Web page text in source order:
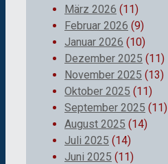
März 2026 (11)
Februar 2026 (9)
Januar 2026 (10)
Dezember 2025 (11)
November 2025 (13)
Oktober 2025 (11)
September 2025 (11)
August 2025 (14)
Juli 2025 (14)
Juni 2025 (11)